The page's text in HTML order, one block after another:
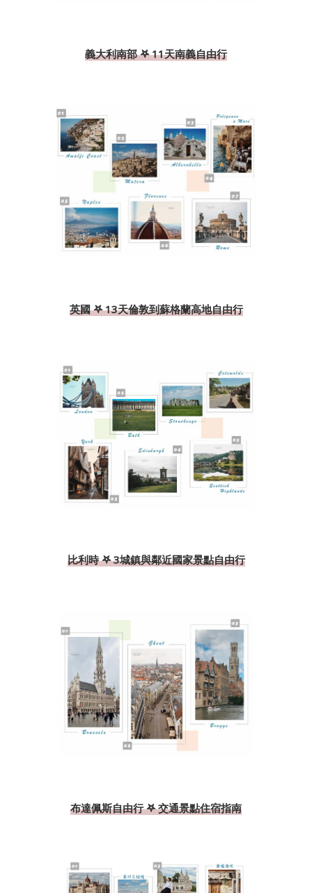
義大利南部 𖤐 11天南義自由行
英國 𖤐 13天倫敦到蘇格蘭高地自由行
比利時 𖤐 3城鎮與鄰近國家景點自由行
布達佩斯自由行 𖤐 交通景點住宿指南